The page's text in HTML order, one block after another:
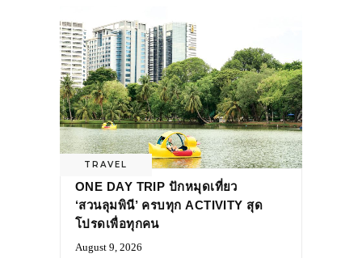
TRAVEL
ONE DAY TRIP ปักหมุดเที่ยว
‘สวนลุมพินี’ ครบทุก ACTIVITY สุด
โปรดเพื่อทุกคน
August 9, 2026